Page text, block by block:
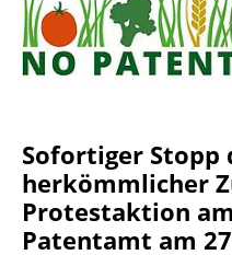
Sofortiger Stopp
herkömmlicher
Protestaktion
Patentamt am